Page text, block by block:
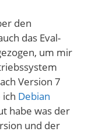
den
das Eval-
um mir
Version 7
Debian
habe was der
und der